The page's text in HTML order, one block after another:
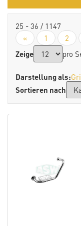
25 - 36 / 1147
«
1 2
Zeige
pro
Darstellung als:
Sortieren nach